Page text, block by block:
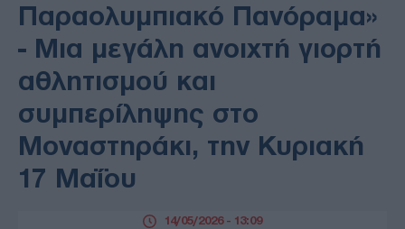
ΕΚΚΛΗΣΙΑ
ΑΜΥΝΑ
ΔΙΕΘΝΗ
ΚΥΠΡΟΣ
MEDIA
SPORTS
ΑΥΤΟΔΙΟΙΚΗΣΗ
AUTO - MOTO
ΓΑΣΤΡΟΝΟΜΙΑ
ΤΕΧΝΟΛΟΓΙΑ
ΠΑΡΑΞΕΝΑ
Παραολυμπιακό Πανόραμα»
- Μια μεγάλη ανοιχτή γιορτή
αθλητισμού και
συμπερίληψης στο
Μοναστηράκι, την Κυριακή
17 Μαΐου
14/05/2026 - 13:09